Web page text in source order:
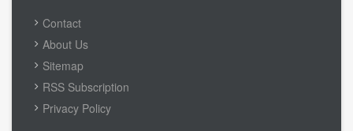
FOOTER
MENU
Contact
About Us
Sitemap
RSS Subscription
Privacy Policy